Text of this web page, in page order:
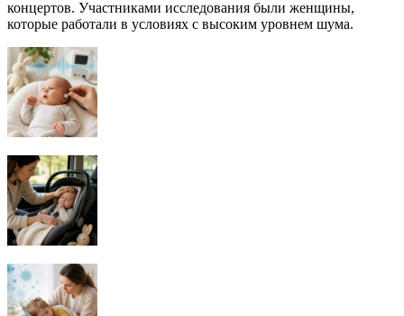
концертов. Участниками исследования были женщины,
которые работали в условиях с высоким уровнем шума.